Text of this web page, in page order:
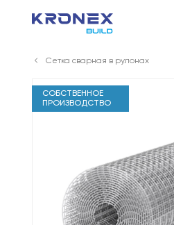
Сетка сварная в рулонах
СОБСТВЕННОЕ
ПРОИЗВОДСТВО